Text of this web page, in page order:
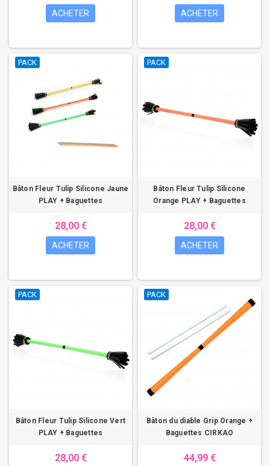
ACHETER ACHETER
PACK
Bâton Fleur Tulip Silicone Jaune
PLAY + Baguettes
28,00 €
ACHETER
PACK
Bâton Fleur Tulip Silicone
Orange PLAY + Baguettes
28,00 €
ACHETER
PACK
Bâton Fleur Tulip Silicone Vert
PLAY + Baguettes
28,00 €
PACK
Bâton du diable Grip Orange +
Baguettes CIRKAO
44,99 €